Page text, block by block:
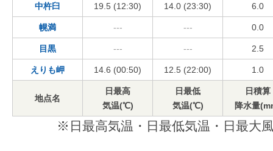
中杵臼 19.5 (12:30) 14.0 (23:30) 6.0
幌満 --- --- 0.0
目黒 --- --- 2.5
えりも岬 14.6 (00:50) 12.5 (22:00) 1.0
地点名
日最高
気温(℃)
日最低
気温(℃)
日積算
降水量
※日最高気温・日最低気温・日最大